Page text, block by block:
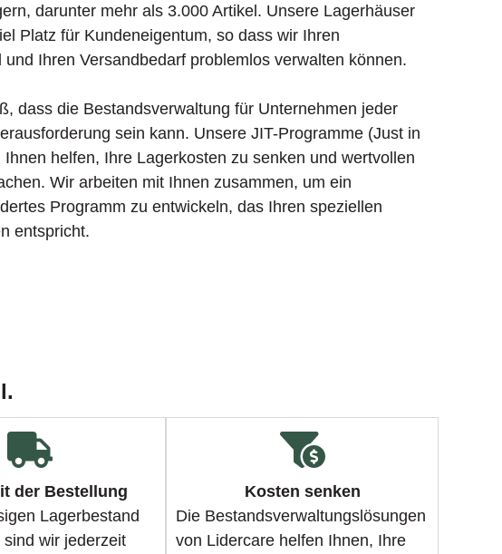
darunter mehr als 3.000 Artikel. Unsere Lagerhäuser
Platz für Kundeneigentum, so dass wir Ihren
und Ihren Versandbedarf problemlos verwalten können.
dass die Bestandsverwaltung für Unternehmen jeder
sein kann. Unsere JIT-Programme (Just in
Ihnen helfen, Ihre Lagerkosten zu senken und wertvollen
Wir arbeiten mit Ihnen zusammen, um ein
Programm zu entwickeln, das Ihren speziellen
entspricht.
der Bestellung
Lagerbestand
wir jederzeit
Kosten senken
Die Bestandsverwaltungslösungen
von Lidercare helfen Ihnen, Ihre